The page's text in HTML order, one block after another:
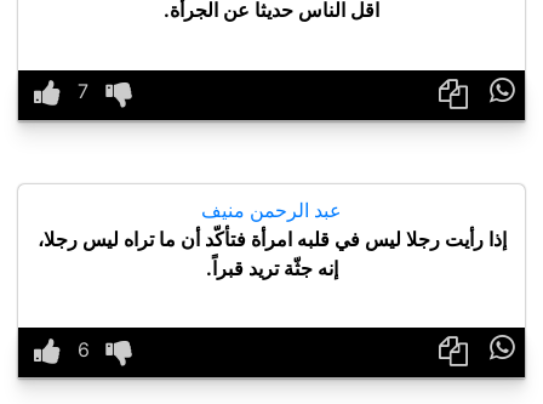
اقل الناس حديثا عن الجرأة.

عبد الرحمن منيف
إذا رأيت رجلا ليس في قلبه امرأة فتأكّد أن ما تراه ليس رجلا،
إنه جثّة تريد قبراً.
